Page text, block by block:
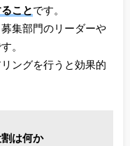
ことです。
集部門のリーダーや
。
ングを行うと効果的
は何か